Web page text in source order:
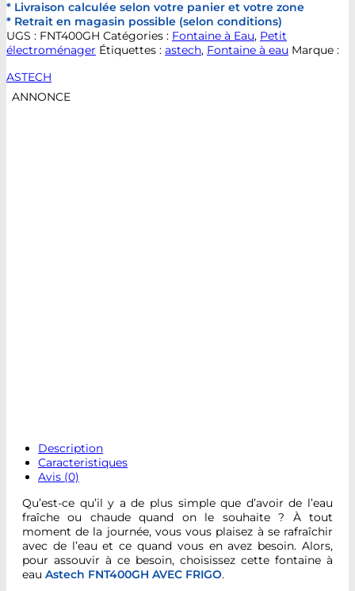
* Livraison calculée selon votre panier et votre zone
* Retrait en magasin possible (selon conditions)
UGS : FNT400GH Catégories : Fontaine à Eau, Petit
électroménager Étiquettes : astech, Fontaine à eau Marque :
ASTECH
ANNONCE
Description
Caracteristiques
Avis (0)
Qu’est-ce qu’il y a de plus simple que d’avoir de l’eau
fraîche ou chaude quand on le souhaite ? À tout
moment de la journée, vous vous plaisez à se rafraîchir
avec de l’eau et ce quand vous en avez besoin. Alors,
pour assouvir à ce besoin, choisissez cette fontaine à
eau Astech FNT400GH AVEC FRIGO.